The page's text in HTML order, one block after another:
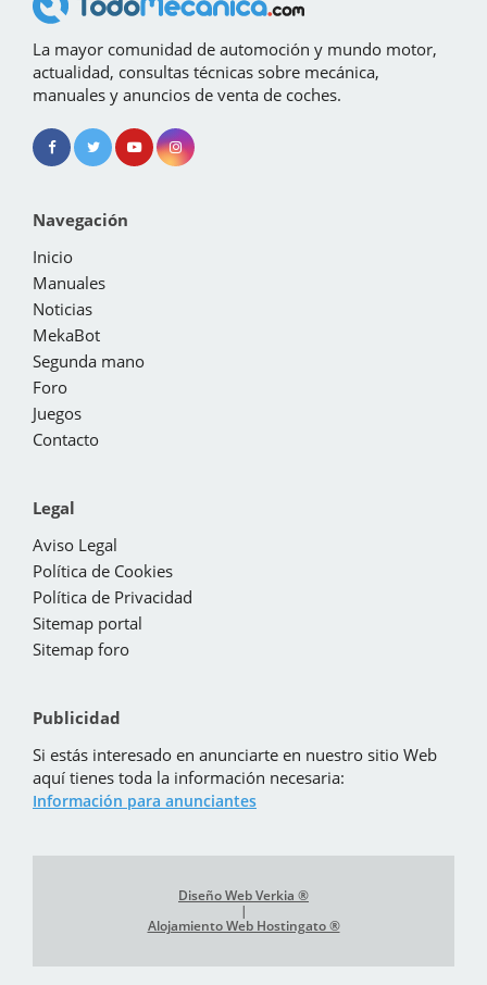
La mayor comunidad de automoción y mundo motor,
actualidad, consultas técnicas sobre mecánica,
manuales y anuncios de venta de coches.
Navegación
Inicio
Manuales
Noticias
MekaBot
Segunda mano
Foro
Juegos
Contacto
Legal
Aviso Legal
Política de Cookies
Política de Privacidad
Sitemap portal
Sitemap foro
Publicidad
Si estás interesado en anunciarte en nuestro sitio Web
aquí tienes toda la información necesaria:
Información para anunciantes
Diseño Web Verkia ®
|
Alojamiento Web Hostingato ®